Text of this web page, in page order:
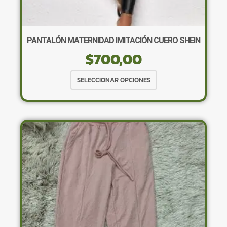
PANTALÓN MATERNIDAD IMITACIÓN CUERO SHEIN
$700,00
SELECCIONAR OPCIONES
producto
tiene
variantes.
Las
opciones
se
pueden
elegir
en
la
página